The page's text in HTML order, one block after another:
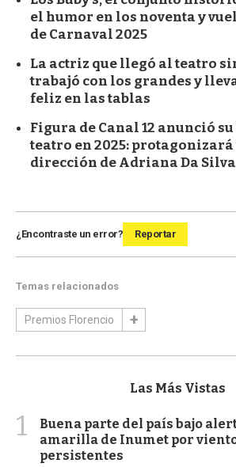
el humor en los noventa y
de Carnaval 2025
La actriz que llegó al teatro
trabajó con los grandes y
feliz en las tablas
Figura de Canal 12 anunció
teatro en 2025: protagonizará
dirección de Adriana Da Silva
¿Encontraste un error? Reportar
Temas relacionados
Premios Florencio
Las Más Vistas
1
Buena parte del país bajo
amarilla de Inumet por
persistentes